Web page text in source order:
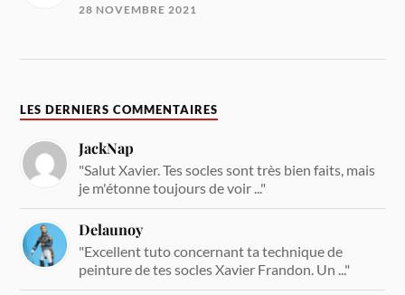
28 NOVEMBRE 2021
LES DERNIERS COMMENTAIRES
JackNap
"Salut Xavier. Tes socles sont très bien faits, mais
je m'étonne toujours de voir ..."
Delaunoy
"Excellent tuto concernant ta technique de
peinture de tes socles Xavier Frandon. Un ..."